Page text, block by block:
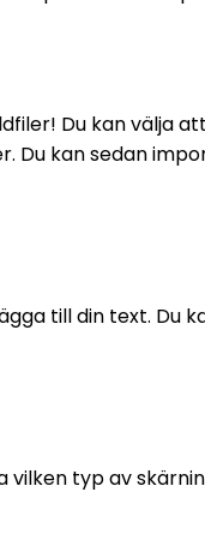
Du kan välja
Du kan sedan
till din text. Du
typ av